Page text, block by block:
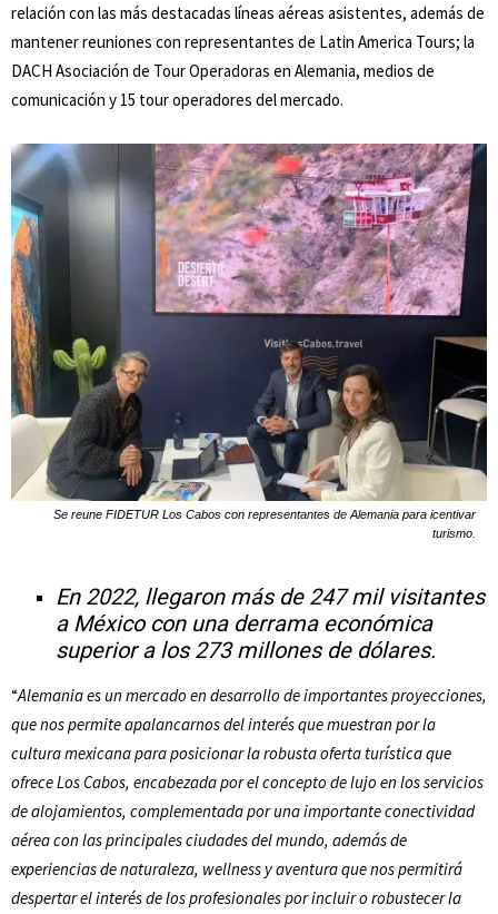
relación con las más destacadas líneas aéreas asistentes, además de
mantener reuniones con representantes de Latin America Tours; la
DACH Asociación de Tour Operadoras en Alemania, medios de
comunicación y 15 tour operadores del mercado.
Se reune FIDETUR Los Cabos con representantes de Alemania para icentivar
turismo.
En 2022, llegaron más de 247 mil visitantes
a México con una derrama económica
superior a los 273 millones de dólares.
“Alemania es un mercado en desarrollo de importantes proyecciones,
que nos permite apalancarnos del interés que muestran por la
cultura mexicana para posicionar la robusta oferta turística que
ofrece Los Cabos, encabezada por el concepto de lujo en los servicios
de alojamientos, complementada por una importante conectividad
aérea con las principales ciudades del mundo, además de
experiencias de naturaleza, wellness y aventura que nos permitirá
despertar el interés de los profesionales por incluir o robustecer la